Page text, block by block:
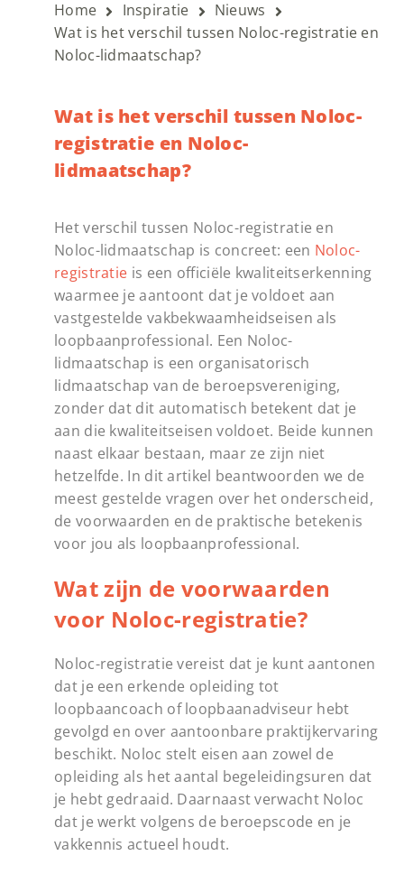
Home Inspiratie
Nieuws
Wat is het verschil tussen Noloc-registratie en
Noloc-lidmaatschap?
Wat is het verschil tussen Noloc-
registratie en Noloc-
lidmaatschap?
Het verschil tussen Noloc-registratie en
Noloc-lidmaatschap is concreet: een Noloc-
registratie is een officiële kwaliteitserkenning
waarmee je aantoont dat je voldoet aan
vastgestelde vakbekwaamheidseisen als
loopbaanprofessional. Een Noloc-
lidmaatschap is een organisatorisch
lidmaatschap van de beroepsvereniging,
zonder dat dit automatisch betekent dat je
aan die kwaliteitseisen voldoet. Beide kunnen
naast elkaar bestaan, maar ze zijn niet
hetzelfde. In dit artikel beantwoorden we de
meest gestelde vragen over het onderscheid,
de voorwaarden en de praktische betekenis
voor jou als loopbaanprofessional.
Wat zijn de voorwaarden
voor Noloc-registratie?
Noloc-registratie vereist dat je kunt aantonen
dat je een erkende opleiding tot
loopbaancoach of loopbaanadviseur hebt
gevolgd en over aantoonbare praktijkervaring
beschikt. Noloc stelt eisen aan zowel de
opleiding als het aantal begeleidingsuren dat
je hebt gedraaid. Daarnaast verwacht Noloc
dat je werkt volgens de beroepscode en je
vakkennis actueel houdt.